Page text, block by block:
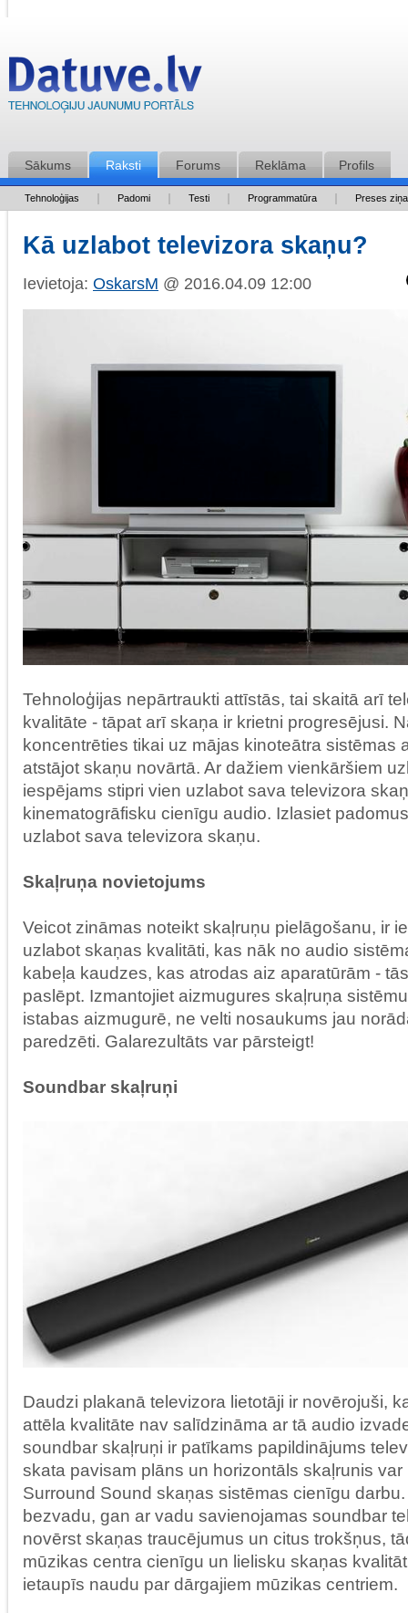
Sākums Raksti Forums Reklāma Profils
Tehnoloģijas Padomi Testi Programmatūra Preses
Kā uzlabot televizora skaņu?
Ievietoja: OskarsM @ 2016.04.09 12:00
Tehnoloģijas nepārtraukti attīstās, tai skaitā arī
kvalitāte - tāpat arī skaņa ir krietni progresējusi.
koncentrēties tikai uz mājas kinoteātra sistēmas
atstājot skaņu novārtā. Ar dažiem vienkāršiem
iespējams stipri vien uzlabot sava televizora
kinematogrāfisku cienīgu audio. Izlasiet
uzlabot sava televizora skaņu.
Skaļruņa novietojums
Veicot zināmas noteikt skaļruņu pielāgošanu, ir
uzlabot skaņas kvalitāti, kas nāk no audio
kabeļa kaudzes, kas atrodas aiz aparatūrām -
paslēpt. Izmantojiet aizmugures skaļruņa
istabas aizmugurē, ne velti nosaukums jau
paredzēti. Galarezultāts var pārsteigt!
Soundbar skaļruņi
Daudzi plakanā televizora lietotāji ir novērojuši,
attēla kvalitāte nav salīdzināma ar tā audio
soundbar skaļruņi ir patīkams papildinājums
skata pavisam plāns un horizontāls skaļrunis var
Surround Sound skaņas sistēmas cienīgu
bezvadu, gan ar vadu savienojamas soundbar
novērst skaņas traucējumus un citus trokšņus,
mūzikas centra cienīgu un lielisku skaņas
ietaupīs naudu par dārgajiem mūzikas centriem.